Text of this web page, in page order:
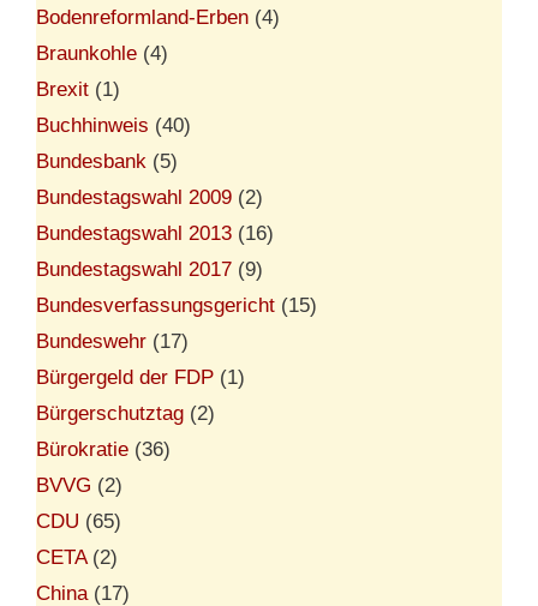
Bodenreformland-Erben (4)
Braunkohle (4)
Brexit (1)
Buchhinweis (40)
Bundesbank (5)
Bundestagswahl 2009 (2)
Bundestagswahl 2013 (16)
Bundestagswahl 2017 (9)
Bundesverfassungsgericht (15)
Bundeswehr (17)
Bürgergeld der FDP (1)
Bürgerschutztag (2)
Bürokratie (36)
BVVG (2)
CDU (65)
CETA(2)
China(17)